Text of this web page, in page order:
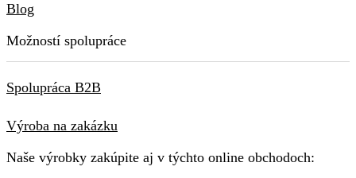
Blog
Možností spolupráce
Spolupráca B2B
Výroba na zakázku
Naše výrobky zakúpite aj v týchto online obchodoch: